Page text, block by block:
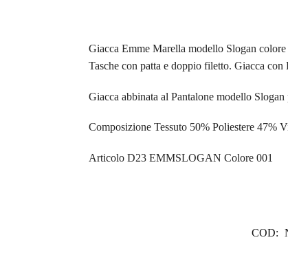
Giacca Emme Marella modello Slogan
Tasche con patta e doppio filetto. Giacca
Giacca abbinata al Pantalone modello
Composizione Tessuto 50% Poliestere 47%
Articolo D23 EMMSLOGAN Colore 001
COD: